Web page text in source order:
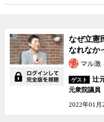
なぜ立憲
なれなか
マル激
ゲスト
辻
元衆院議員
2022年01月